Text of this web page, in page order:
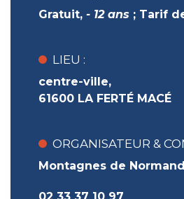
Gratuit, - 12 ans ; Tarif
LIEU :
centre-ville,
61600 LA FERTÉ MACÉ
ORGANISATEUR &
Montagnes de